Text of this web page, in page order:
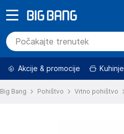
Akcije & promocije Kuhinje
Big Bang Pohištvo Vrtno pohištvo